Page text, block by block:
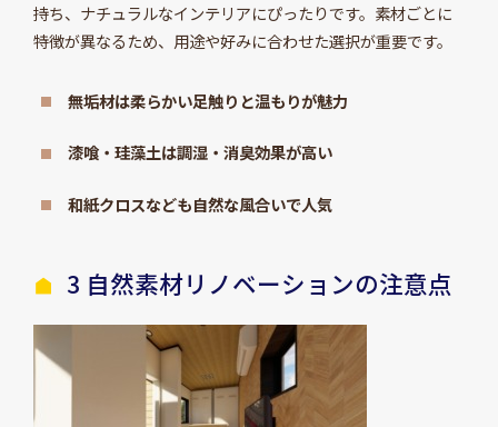
持ち、ナチュラルなインテリアにぴったりです。素材ごとに
特徴が異なるため、用途や好みに合わせた選択が重要です。
無垢材は柔らかい足触りと温もりが魅力
漆喰・珪藻土は調湿・消臭効果が高い
和紙クロスなども自然な風合いで人気
3 自然素材リノベーションの注意点